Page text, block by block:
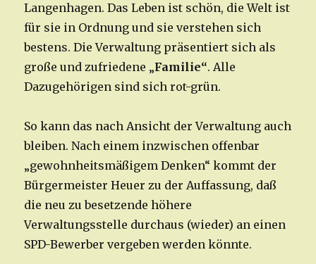
Langenhagen. Das Leben ist schön, die Welt ist
für sie in Ordnung und sie verstehen sich
bestens. Die Verwaltung präsentiert sich als
große und zufriedene „Familie“. Alle
Dazugehörigen sind sich rot-grün.
So kann das nach Ansicht der Verwaltung auch
bleiben. Nach einem inzwischen offenbar
„gewohnheitsmäßigem Denken“ kommt der
Bürgermeister Heuer zu der Auffassung, daß
die neu zu besetzende höhere
Verwaltungsstelle durchaus (wieder) an einen
SPD-Bewerber vergeben werden könnte.